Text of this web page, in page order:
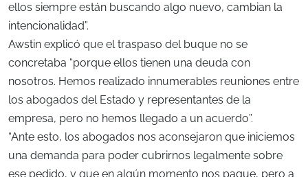
ellos siempre están buscando algo nuevo, cambian la
intencionalidad”.
Awstin explicó que el traspaso del buque no se
concretaba “porque ellos tienen una deuda con
nosotros. Hemos realizado innumerables reuniones entre
los abogados del Estado y representantes de la
empresa, pero no hemos llegado a un acuerdo”.
“Ante esto, los abogados nos aconsejaron que iniciemos
una demanda para poder cubrirnos legalmente sobre
ese pedido, y que en algún momento nos pague, pero a